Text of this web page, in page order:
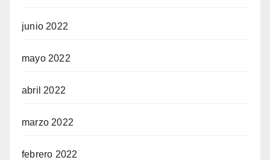
junio 2022
mayo 2022
abril 2022
marzo 2022
febrero 2022